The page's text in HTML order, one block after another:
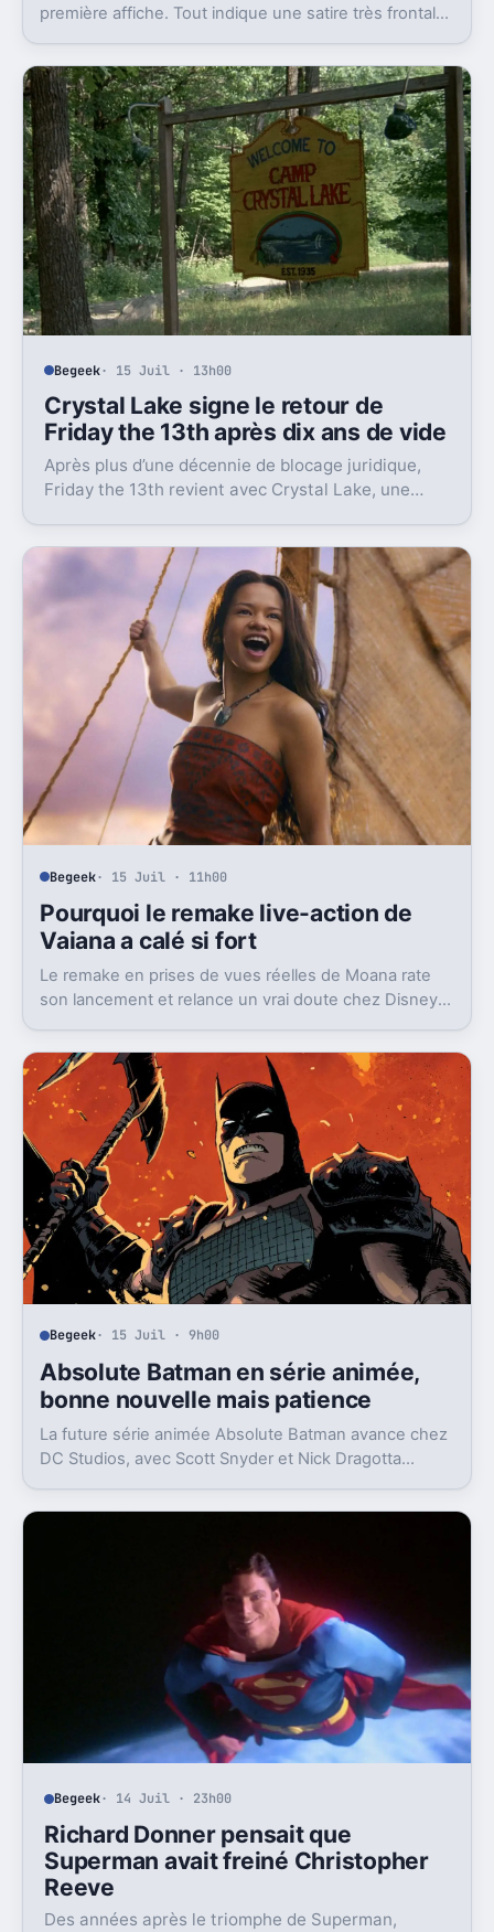
première affiche. Tout indique une satire très frontale
Begeek· 15 Juil · 13h00
Crystal Lake signe le retour de
Friday the 13th après dix ans de vide
Après plus d’une décennie de blocage juridique,
Friday the 13th revient avec Crystal Lake, une
Begeek· 15 Juil · 11h00
Pourquoi le remake live-action de
Vaiana a calé si fort
Le remake en prises de vues réelles de Moana rate
son lancement et relance un vrai doute chez Disney
Begeek· 15 Juil · 9h00
Absolute Batman en série animée,
bonne nouvelle mais patience
La future série animée Absolute Batman avance chez
DC Studios, avec Scott Snyder et Nick Dragotta
demain.
Begeek· 14 Juil · 23h00
Richard Donner pensait que
Superman avait freiné Christopher
Reeve
Des années après le triomphe de Superman,